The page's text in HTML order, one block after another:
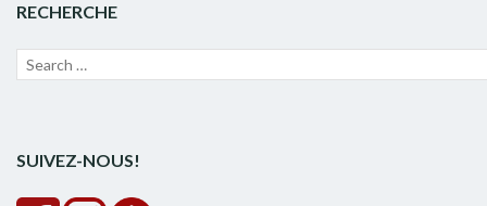
RECHERCHE
Recherche
SUIVEZ-NOUS!